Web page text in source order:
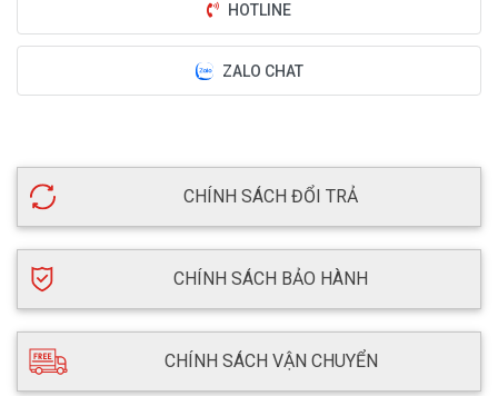
HOTLINE
ZALO CHAT
CHÍNH SÁCH ĐỔI TRẢ
CHÍNH SÁCH BẢO HÀNH
CHÍNH SÁCH VẬN CHUYỂN